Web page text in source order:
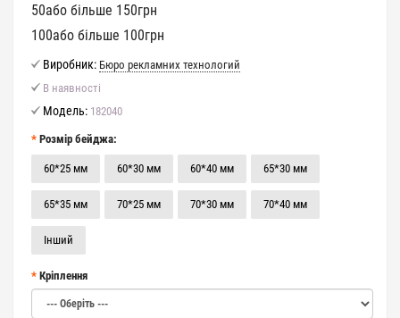
50або більше 150грн
100або більше 100грн
Виробник: Бюро рекламних технологий
В наявності
Модель: 182040
Розмір бейджа:
60*25 мм 60*30 мм 60*40 мм 65*30 мм
65*35 мм 70*25 мм 70*30 мм 70*40 мм
Інший
Кріплення